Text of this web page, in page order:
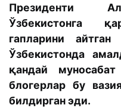
Президенти
Ўзбекистонга
гапларини
Ўзбекистонда
қандай
блогерлар бу
билдирган эди.